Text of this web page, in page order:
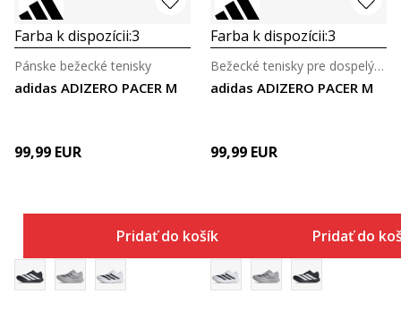
Farba k dispozícii:3
adidas ADIZERO PACER M
Pánske bežecké tenisky
99,99 EUR
Pridať do košíka
Farba k dispozícii:3
adidas ADIZERO PACER M
Bežecké tenisky pre dospelých
99,99 EUR
Pridať do